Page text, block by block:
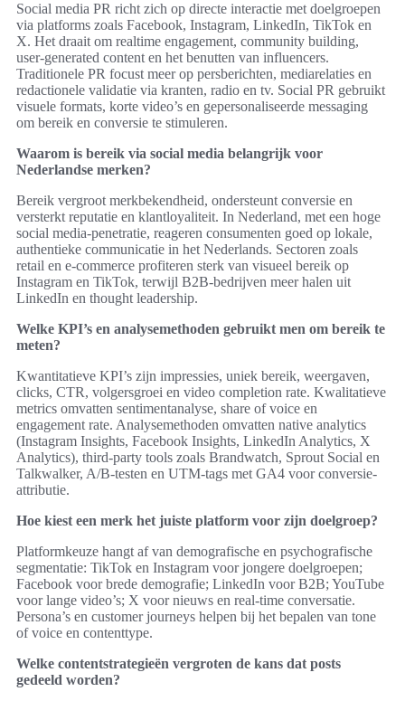
Social media PR richt zich op directe interactie met doelgroepen
via platforms zoals Facebook, Instagram, LinkedIn, TikTok en
X. Het draait om realtime engagement, community building,
user-generated content en het benutten van influencers.
Traditionele PR focust meer op persberichten, mediarelaties en
redactionele validatie via kranten, radio en tv. Social PR gebruikt
visuele formats, korte video’s en gepersonaliseerde messaging
om bereik en conversie te stimuleren.
Waarom is bereik via social media belangrijk voor
Nederlandse merken?
Bereik vergroot merkbekendheid, ondersteunt conversie en
versterkt reputatie en klantloyaliteit. In Nederland, met een hoge
social media-penetratie, reageren consumenten goed op lokale,
authentieke communicatie in het Nederlands. Sectoren zoals
retail en e-commerce profiteren sterk van visueel bereik op
Instagram en TikTok, terwijl B2B-bedrijven meer halen uit
LinkedIn en thought leadership.
Welke KPI’s en analysemethoden gebruikt men om bereik te
meten?
Kwantitatieve KPI’s zijn impressies, uniek bereik, weergaven,
clicks, CTR, volgersgroei en video completion rate. Kwalitatieve
metrics omvatten sentimentanalyse, share of voice en
engagement rate. Analysemethoden omvatten native analytics
(Instagram Insights, Facebook Insights, LinkedIn Analytics, X
Analytics), third-party tools zoals Brandwatch, Sprout Social en
Talkwalker, A/B-testen en UTM-tags met GA4 voor conversie-
attributie.
Hoe kiest een merk het juiste platform voor zijn doelgroep?
Platformkeuze hangt af van demografische en psychografische
segmentatie: TikTok en Instagram voor jongere doelgroepen;
Facebook voor brede demografie; LinkedIn voor B2B; YouTube
voor lange video’s; X voor nieuws en real-time conversatie.
Persona’s en customer journeys helpen bij het bepalen van tone
of voice en contenttype.
Welke contentstrategieën vergroten de kans dat posts
gedeeld worden?